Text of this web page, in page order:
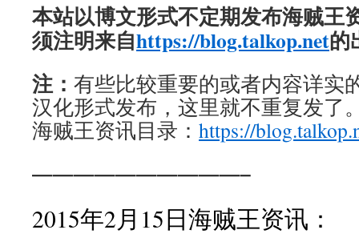
本站以博文形式不定期发布海贼王
须注明来自https://blog.talkop.net的
注： 有些比较重要的或者内容详实
汉化形式发布，这里就不重复发了
海贼王资讯目录： https://
——————————–
2015年2月15日海贼王资讯：